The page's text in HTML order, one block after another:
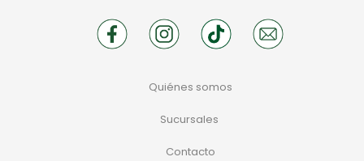
Quiénes somos
Sucursales
Contacto